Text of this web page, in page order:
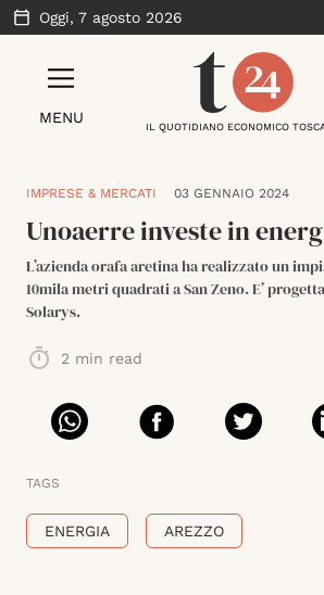
Oggi, 7 agosto 2026
MENU
IL QUOTIDIANO ECONOMICO
IMPRESE & MERCATI 03 GENNAIO 2024
Unoaerre investe in
L’azienda orafa aretina ha realizzato un
10mila metri quadrati a San Zeno. E’
Solarys.
2 min read
TAGS
ENERGIA AREZZO